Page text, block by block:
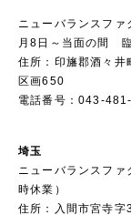
ニューバランスフ
月8日～当面の間 臨
住所：印旛郡酒々
区画650
電話番号：043-
埼玉
ニューバランスフ
時休業）
住所：入間市宮寺